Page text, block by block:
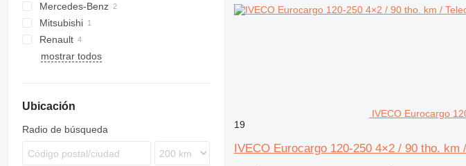
TGM
Mercedes-Benz
Unimog
Mitsubishi
Canter
Renault
D-series
LT
mostrar todos
Ubicación
Radio de búsqueda
IVECO Eurocargo
19
IVECO Eurocargo 120-250 4×2 / 90 tho. km